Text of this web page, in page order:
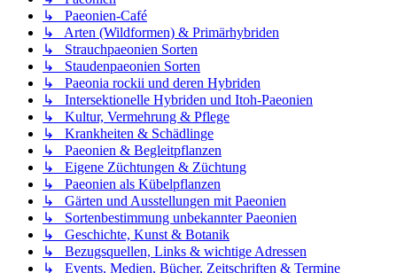
↳ Paeonien-Café
↳ Arten (Wildformen) & Primärhybriden
↳ Strauchpaeonien Sorten
↳ Staudenpaeonien Sorten
↳ Paeonia rockii und deren Hybriden
↳ Intersektionelle Hybriden und Itoh-Paeonien
↳ Kultur, Vermehrung & Pflege
↳ Krankheiten & Schädlinge
↳ Paeonien & Begleitpflanzen
↳ Eigene Züchtungen & Züchtung
↳ Paeonien als Kübelpflanzen
↳ Gärten und Ausstellungen mit Paeonien
↳ Sortenbestimmung unbekannter Paeonien
↳ Geschichte, Kunst & Botanik
↳ Bezugsquellen, Links & wichtige Adressen
↳ Events, Medien, Bücher, Zeitschriften & Termine